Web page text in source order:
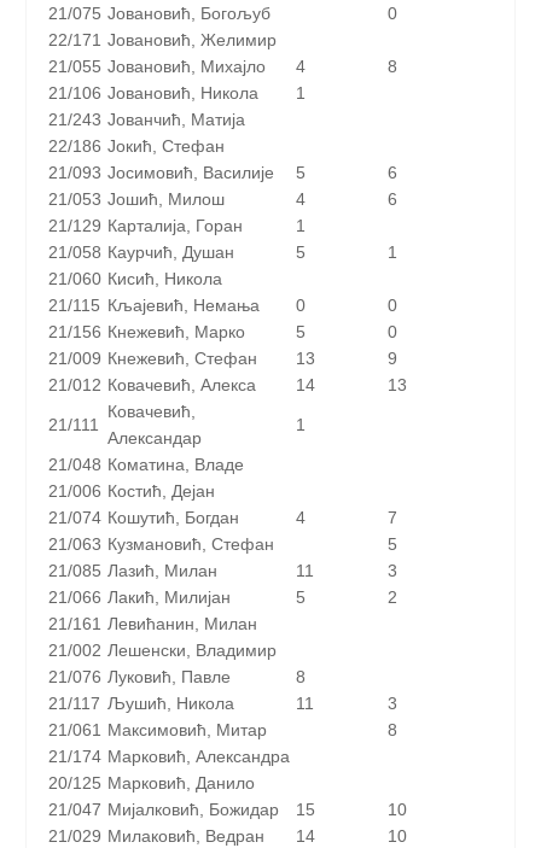
21/075 Јовановић, Богољуб
0
22/171 Јовановић, Желимир
21/055 Јовановић, Михајло 4
8
21/106 Јовановић, Никола
1
21/243 Јованчић, Матија
22/186 Јокић, Стефан
21/093 Јосимовић, Василије 5
6
21/053 Јошић, Милош 4
6
21/129 Карталија, Горан
1
21/058 Каурчић, Душан 5
1
21/060 Кисић, Никола
21/115 Кљајевић, Немања 0
0
21/156 Кнежевић, Марко 5
0
21/009 Кнежевић, Стефан 13
9
21/012 Ковачевић, Алекса 14 13
21/111
Ковачевић,
Александар
1
21/048 Коматина, Владе
21/006 Костић, Дејан
21/074 Кошутић, Богдан 4
7
21/063 Кузмановић, Стефан
5
21/085 Лазић, Милан 11
3
21/066 Лакић, Милијан 5
2
21/161 Левићанин, Милан
21/002 Лешенски, Владимир
21/076 Луковић, Павле
8
21/117 Љушић, Никола 11
3
21/061 Максимовић, Митар
8
21/174 Марковић, Александра
20/125 Марковић, Данило
21/047 Мијалковић, Божидар 15
10
21/029 Милаковић, Ведран 14
10